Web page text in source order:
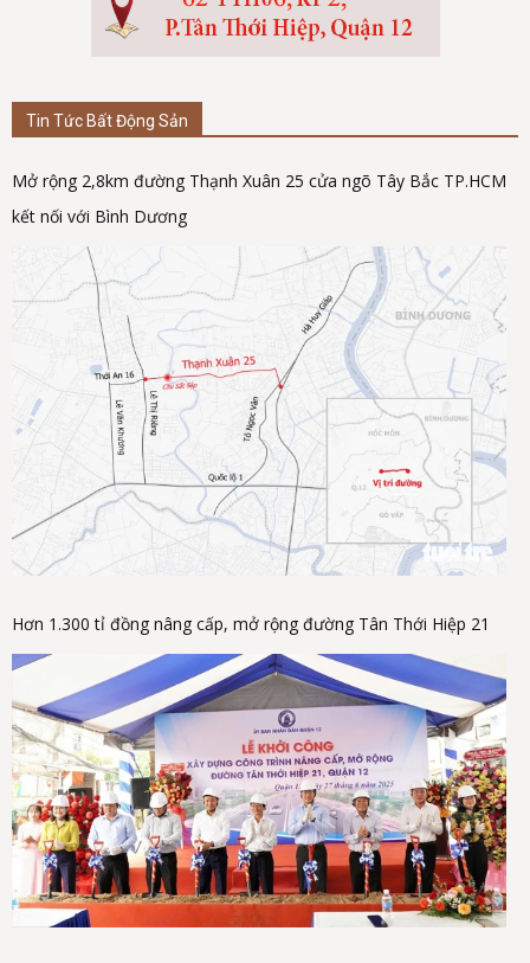
Tin Tức Bất Động Sản
Mở rộng 2,8km đường Thạnh Xuân 25 cửa ngõ Tây Bắc TP.HCM
kết nối với Bình Dương
Hơn 1.300 tỉ đồng nâng cấp, mở rộng đường Tân Thới Hiệp 21